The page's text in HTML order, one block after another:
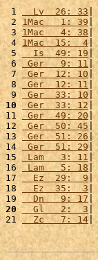
1
  Lv  26: 33
2 1Mac   1: 39
3 1Mac   4: 38
4 1Mac  15:  4
5
  Is  49: 19
|
6 Ger   9: 11 |
7
Ger  12: 10
8 Ger  12: 11
9 Ger  33: 10|
10
Ger  33: 12
11 Ger  49: 20
12
Ger  50: 45
13
Ger  51: 26|
14 Ger  51: 29
15 Lam   3: 11
16
Lam   5: 18
17
  Ez  29:  9
18
  Ez  35:  3
19
  Dn   9: 17
20
  Gl   2:  3
|
21
  Zc   7: 14